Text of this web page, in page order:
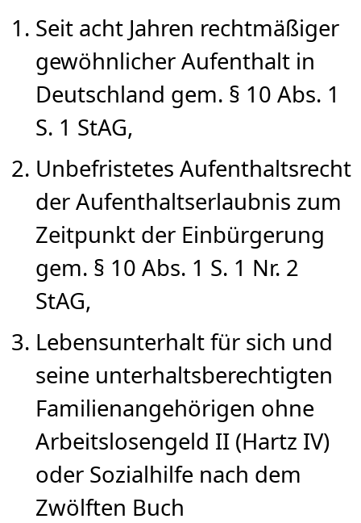
Seit acht Jahren rechtmäßiger
gewöhnlicher Aufenthalt in
Deutschland gem. § 10 Abs. 1
S. 1 StAG,
Unbefristetes Aufenthaltsrecht
der Aufenthaltserlaubnis zum
Zeitpunkt der Einbürgerung
gem. § 10 Abs. 1 S. 1 Nr. 2
StAG,
Lebensunterhalt für sich und
seine unterhaltsberechtigten
Familienangehörigen ohne
Arbeitslosengeld II (Hartz IV)
oder Sozialhilfe nach dem
Zwölften Buch